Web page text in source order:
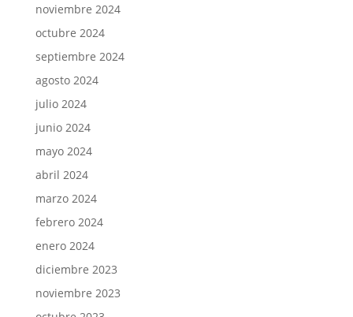
noviembre 2024
octubre 2024
septiembre 2024
agosto 2024
julio 2024
junio 2024
mayo 2024
abril 2024
marzo 2024
febrero 2024
enero 2024
diciembre 2023
noviembre 2023